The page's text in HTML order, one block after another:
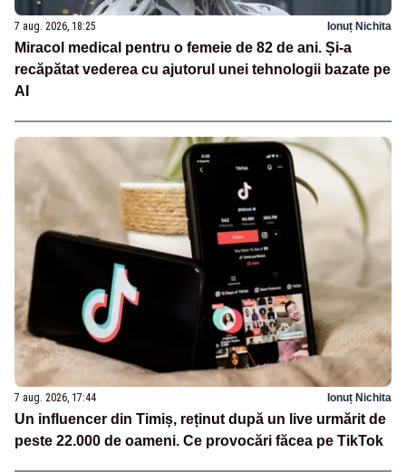
7 aug. 2026, 18:25 Ionuț Nichita
Miracol medical pentru o femeie de 82 de ani. Și-a
recăpătat vederea cu ajutorul unei tehnologii bazate pe
AI
7 aug. 2026, 17:44 Ionuț Nichita
Un influencer din Timiș, reținut după un live urmărit de
peste 22.000 de oameni. Ce provocări făcea pe TikTok